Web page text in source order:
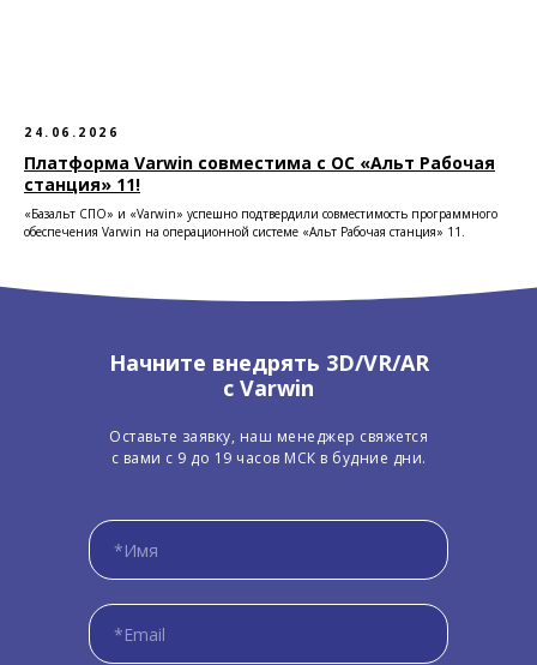
24.06.2026
Платформа Varwin совместима с ОС «Альт Рабочая
станция» 11!
«Базальт СПО» и «Varwin» успешно подтвердили совместимость программного
обеспечения Varwin на операционной системе «Альт Рабочая станция» 11.
Начните внедрять 3D/VR/AR
с Varwin
Оставьте заявку, наш менеджер свяжется
с вами с 9 до 19 часов МСК в будние дни.